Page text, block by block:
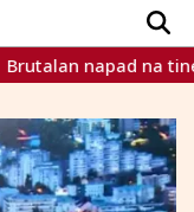
napad na